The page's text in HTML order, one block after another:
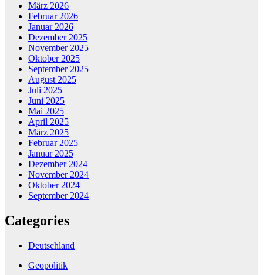
März 2026
Februar 2026
Januar 2026
Dezember 2025
November 2025
Oktober 2025
September 2025
August 2025
Juli 2025
Juni 2025
Mai 2025
April 2025
März 2025
Februar 2025
Januar 2025
Dezember 2024
November 2024
Oktober 2024
September 2024
Categories
Deutschland
Geopolitik